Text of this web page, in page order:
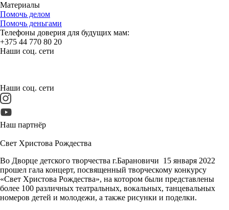
Материалы
Помочь делом
Помочь деньгами
Телефоны доверия для будущих мам:
+375 44 770 80 20
Наши соц. сети
Наши соц. сети
Наш партнёр
Свет Христова Рождества
Во Дворце детского творчества г.Барановичи 15 января 2022
прошел гала концерт, посвященный творческому конкурсу
«Свет Христова Рождества», на котором были представлены
более 100 различных театральных, вокальных, танцевальных
номеров детей и молодежи, а также рисунки и поделки.